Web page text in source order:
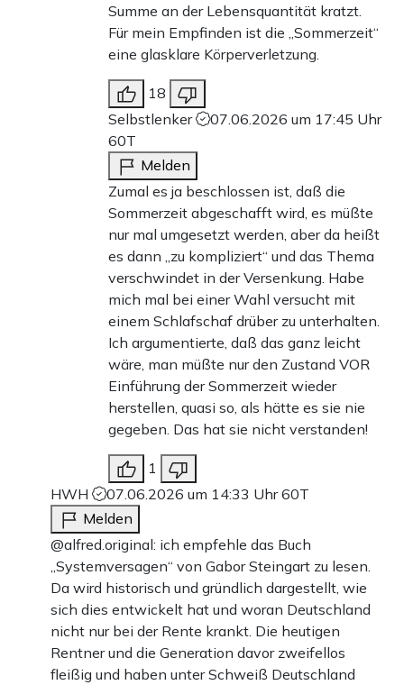
Summe an der Lebensquantität kratzt.
Für mein Empfinden ist die „Sommerzeit“
eine glasklare Körperverletzung.
18
Selbstlenker
07.06.2026 um 17:45 Uhr
60T
Melden
Zumal es ja beschlossen ist, daß die
Sommerzeit abgeschafft wird, es müßte
nur mal umgesetzt werden, aber da heißt
es dann „zu kompliziert“ und das Thema
verschwindet in der Versenkung. Habe
mich mal bei einer Wahl versucht mit
einem Schlafschaf drüber zu unterhalten.
Ich argumentierte, daß das ganz leicht
wäre, man müßte nur den Zustand VOR
Einführung der Sommerzeit wieder
herstellen, quasi so, als hätte es sie nie
gegeben. Das hat sie nicht verstanden!
1
HWH
07.06.2026 um 14:33 Uhr60T
Melden
@alfred.original: ich empfehle das Buch
„Systemversagen“ von Gabor Steingart zu lesen.
Da wird historisch und gründlich dargestellt, wie
sich dies entwickelt hat und woran Deutschland
nicht nur bei der Rente krankt. Die heutigen
Rentner und die Generation davor zweifellos
fleißig und haben unter Schweiß Deutschland